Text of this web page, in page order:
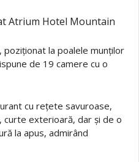
la poalele munților
de 19 camere cu o
cu rețete savuroase,
curte exterioară, dar și de o
la apus, admirând